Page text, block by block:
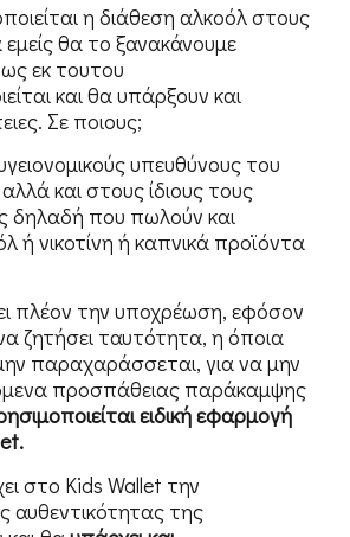
η διάθεση αλκοόλ στους
θα το ξανακάνουμε
εκ τουτου
και θα υπάρξουν και
Σε ποιους;
υπευθύνους του
και στους ίδιους τους
δηλαδή που πωλούν και
ή νικοτίνη ή καπνικά προϊόντα
πλέον την υποχρέωση, εφόσον
ζητήσει ταυτότητα, η όποια
παραχαράσσεται, για να μην
προσπάθειας παράκαμψης
ειδική εφαρμογή
στο Kids Wallet την
αυθεντικότητας της